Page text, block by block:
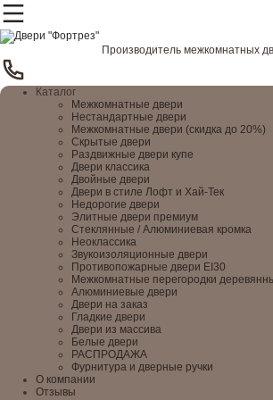
Производитель межкомнатных
Каталог
Межкомнатные двери
Нестандартные двери
Межкомнатные двери (скидка до 20%)
Скрытые двери
Раздвижные двери купе
Двери классика
Двойные двери
Двери в стиле Лофт и Хай-Тек
Недорогие двери
Элитные двери премиум
Стеклянные / Алюминиевая кромка
Неоклассика
Звукоизоляционные двери
Противопожарные двери EI30
Межкомнатные перегородки
Алюминиевые двери
Двери на заказ
Гладкие двери
Двери из массива
Белые двери
РАСПРОДАЖА
Фурнитура и дверные ручки
О компании
Отзывы